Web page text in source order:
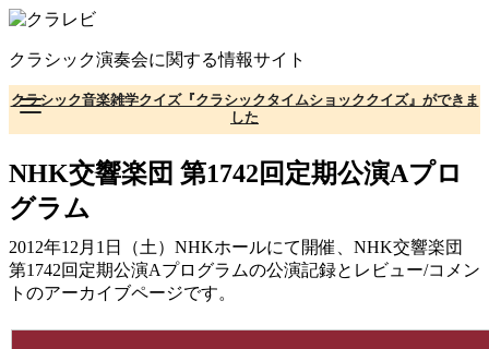
コ
テ
ン
ツ
へ
動
クラシック演奏会に関する情報サイト
クラシック音楽雑学クイズ『クラシックタイムショッククイズ』ができま
した
NHK交響楽団 第1742回定期公演Aプロ
グラム
2012年12月1日（土）NHKホールにて開催、NHK交響楽団
第1742回定期公演Aプログラムの公演記録とレビュー/コメン
トのアーカイブページです。